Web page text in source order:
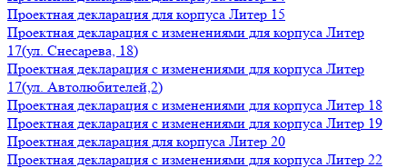
Проектная декларация для корпуса Литер 15
Проектная декларация с изменениями для корпуса Литер
17(ул. Снесарева, 18)
Проектная декларация с изменениями для корпуса Литер
17(ул. Автолюбителей,2)
Проектная декларация с изменениями для корпуса Литер 18
Проектная декларация с изменениями для корпуса Литер 19
Проектная декларация для корпуса Литер 20
Проектная декларация с изменениями для корпуса Литер 22